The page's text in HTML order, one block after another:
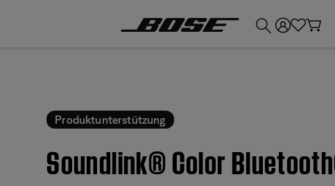
Produktunterstützung
Soundlink® Color